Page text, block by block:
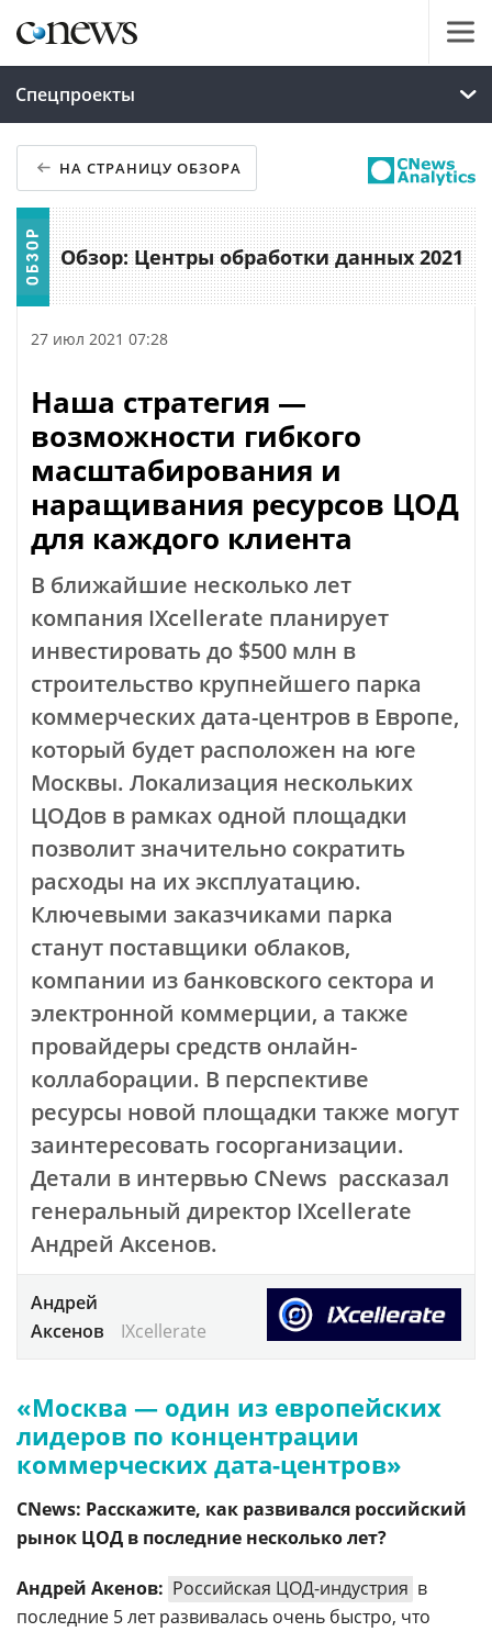
Спецпроекты
НА СТРАНИЦУ ОБЗОРА
Обзор: Центры обработки данных 2021
27 июл 2021 07:28
Наша стратегия —
возможности гибкого
масштабирования и
наращивания ресурсов ЦОД
для каждого клиента
В ближайшие несколько лет
компания IXcellerate планирует
инвестировать до $500 млн в
строительство крупнейшего парка
коммерческих дата-центров в Европе,
который будет расположен на юге
Москвы. Локализация нескольких
ЦОДов в рамках одной площадки
позволит значительно сократить
расходы на их эксплуатацию.
Ключевыми заказчиками парка
станут поставщики облаков,
компании из банковского сектора и
электронной коммерции, а также
провайдеры средств онлайн-
коллаборации. В перспективе
ресурсы новой площадки также могут
заинтересовать госорганизации.
Детали в интервью CNews рассказал
генеральный директор IXcellerate
Андрей Аксенов.
Андрей
Аксенов
IXcellerate
«Москва — один из европейских
лидеров по концентрации
коммерческих дата-центров»
CNews: Расскажите, как развивался российский
рынок ЦОД в последние несколько лет?
Андрей Акенов: Российская ЦОД-индустрия в
последние 5 лет развивалась очень быстро, что